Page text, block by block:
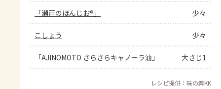
「瀬戸のほんじお®」 少々
こしょう 少々
「AJINOMOTO さらさらキャノーラ油」 大さじ1
レシピ提供：味の素KK